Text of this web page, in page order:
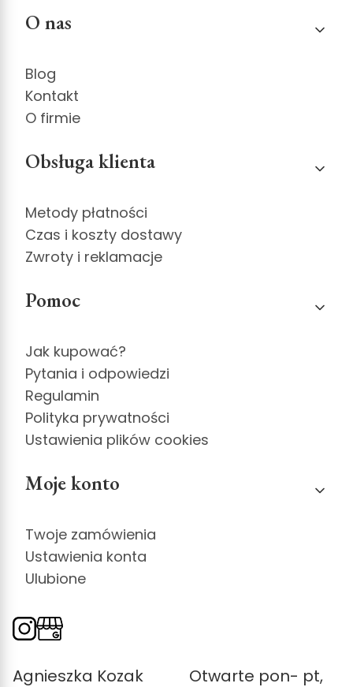
Linki w stopce
O nas
Blog
Kontakt
O firmie
Obsługa klienta
Metody płatności
Czas i koszty dostawy
Zwroty i reklamacje
Pomoc
Jak kupować?
Pytania i odpowiedzi
Regulamin
Polityka prywatności
Ustawienia plików cookies
Moje konto
Twoje zamówienia
Ustawienia konta
Ulubione
Agnieszka Kozak Otwarte pon- pt,